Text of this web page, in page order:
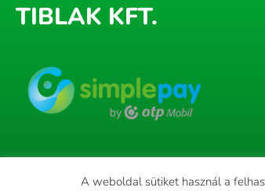
TIBLAK KFT.
A weboldal sütiket használ a